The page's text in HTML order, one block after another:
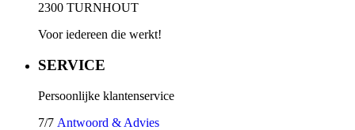
2300 TURNHOUT
Voor iedereen die werkt!
SERVICE
Persoonlijke klantenservice
7/7 Antwoord & Advies